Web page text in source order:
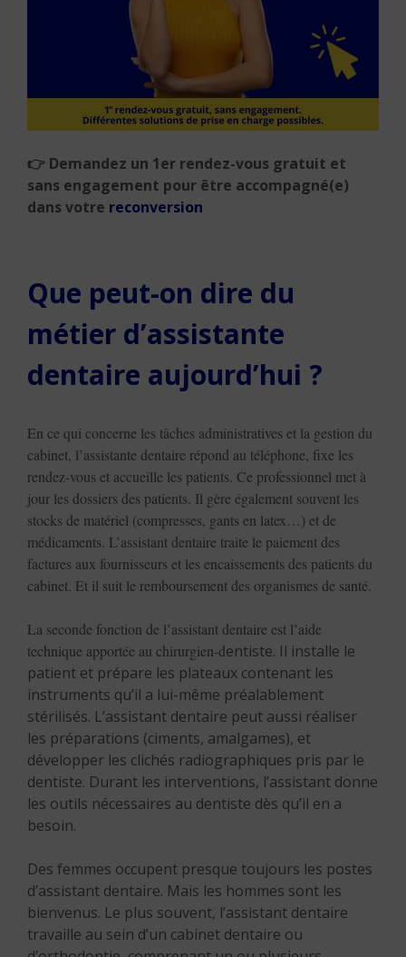
👉 Demandez un 1er rendez-vous gratuit et
sans engagement pour être accompagné(e)
dans votre reconversion
Que peut-on dire du
métier d’assistante
dentaire aujourd’hui ?
En ce qui concerne les tâches administratives et la gestion du
cabinet, l’assistante dentaire répond au téléphone, fixe les
rendez-vous et accueille les patients. Ce professionnel met à
jour les dossiers des patients. Il gère également souvent les
stocks de matériel (compresses, gants en latex…) et de
médicaments. L’assistant dentaire traite le paiement des
factures aux fournisseurs et les encaissements des patients du
cabinet. Et il suit le remboursement des organismes de santé.
La seconde fonction de l’assistant dentaire est l’aide
technique apportée au chirurgien-dentiste. Il installe le
patient et prépare les plateaux contenant les
instruments qu’il a lui-même préalablement
stérilisés. L’assistant dentaire peut aussi réaliser
les préparations (ciments, amalgames), et
développer les clichés radiographiques pris par le
dentiste. Durant les interventions, l’assistant donne
les outils nécessaires au dentiste dès qu’il en a
besoin.
Des femmes occupent presque toujours les postes
d’assistant dentaire. Mais les hommes sont les
bienvenus. Le plus souvent, l’assistant dentaire
travaille au sein d’un cabinet dentaire ou